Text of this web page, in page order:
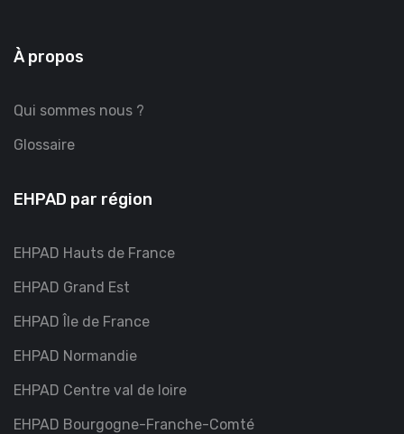
À propos
Qui sommes nous ?
Glossaire
EHPAD par région
EHPAD Hauts de France
EHPAD Grand Est
EHPAD Île de France
EHPAD Normandie
EHPAD Centre val de loire
EHPAD Bourgogne-Franche-Comté